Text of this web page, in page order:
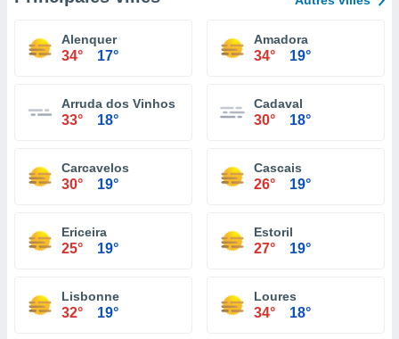
Alenquer
34° 17°
Amadora
34° 19°
Arruda dos Vinhos
33° 18°
Cadaval
30° 18°
Carcavelos
30° 19°
Cascais
26° 19°
Ericeira
25° 19°
Estoril
27° 19°
Lisbonne
32° 19°
Loures
34° 18°